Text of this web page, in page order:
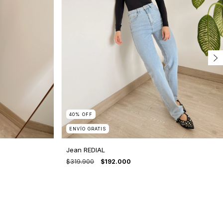
40%OFF
ENVÍO GRATIS
Jean REDIAL
$319.900 $192.000